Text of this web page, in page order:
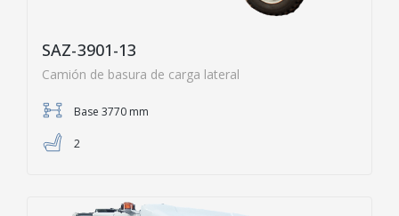
SAZ-3901-13
Camión de basura de carga lateral
Base 3770 mm
2